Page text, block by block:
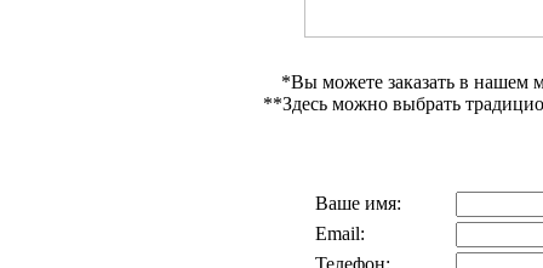
*Вы можете заказать в нашем
**Здесь можно выбрать
Ваше имя:
Email: